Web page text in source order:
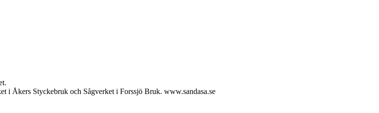
i Åkers Styckebruk och Sågverket i Forssjö Bruk. www.sandasa.se